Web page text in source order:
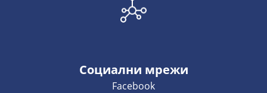
Социални мрежи
Facebook